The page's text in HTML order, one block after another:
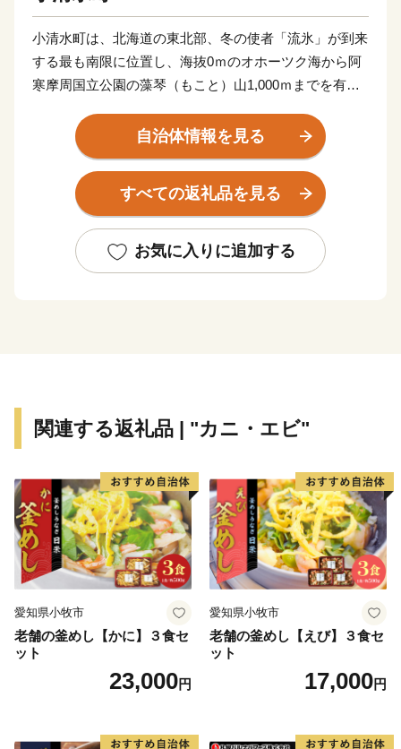
小清水町は、北海道の東北部、冬の使者「流氷」が到来
する最も南限に位置し、海抜0ｍのオホーツク海から阿
寒摩周国立公園の藻琴（もこと）山1,000ｍまでを有す
農業の最盛期である夏から秋にかけて「じゃがいも街
道」と名付けられた道路沿いから斜里岳や知床連山、見
渡す限り耕地風景が広がり“これぞ北海道”と言える雄大
な風景が望めます。この耕地は、日々農家の方が健康な
小麦の一大産地として知られています。
小清水原生花園や濤沸（とうふつ）湖、藻琴山など豊か
ドリーなど様々な施設が併設されています。
自治体情報を見る
すべての返礼品を見る
お気に入りに追加する
関連する返礼品 | "カニ・エビ"
愛知県小牧市
老舗の釜めし【かに】３食セ
ット
23,000円
愛知県小牧市
老舗の釜めし【えび】３食セ
ット
17,000円